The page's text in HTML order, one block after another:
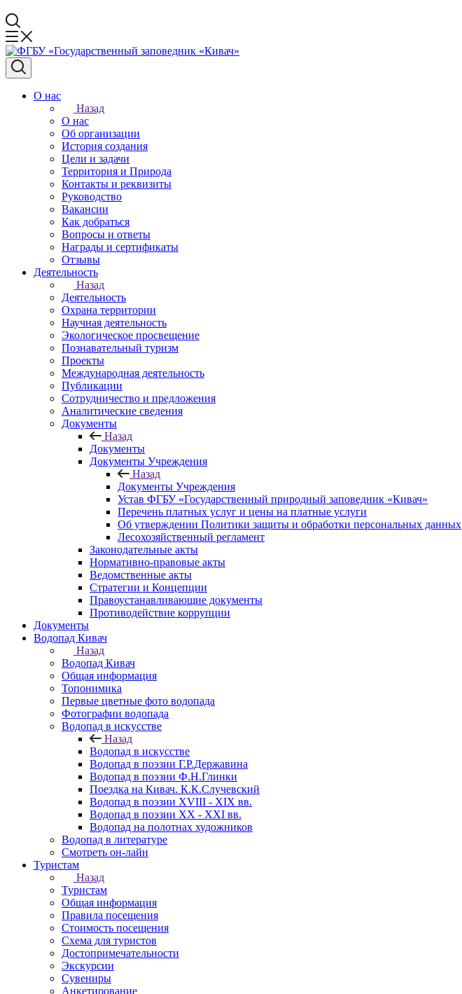
О нас
Назад
О нас
Об организации
История создания
Цели и задачи
Территория и Природа
Контакты и реквизиты
Руководство
Вакансии
Как добраться
Вопросы и ответы
Награды и сертификаты
Отзывы
Деятельность
Назад
Деятельность
Охрана территории
Научная деятельность
Экологическое просвещение
Познавательный туризм
Проекты
Международная деятельность
Публикации
Сотрудничество и предложения
Аналитические сведения
Документы
Назад
Документы
Документы Учреждения
Назад
Документы Учреждения
Устав ФГБУ «Государственный природный заповедник «Кивач»
Перечень платных услуг и цены на платные услуги
Об утверждении Политики защиты и обработки персональных данных
Лесохозяйственный регламент
Законодательные акты
Нормативно-правовые акты
Ведомственные акты
Стратегии и Концепции
Правоустанавливающие документы
Противодействие коррупции
Документы
Водопад Кивач
Назад
Водопад Кивач
Общая информация
Топонимика
Первые цветные фото водопада
Фотографии водопада
Водопад в искусстве
Назад
Водопад в искусстве
Водопад в поэзии Г.Р.Державина
Водопад в поэзии Ф.Н.Глинки
Поездка на Кивач. К.К.Случевский
Водопад в поэзии XVIII - XIX вв.
Водопад в поэзии XX - XXI вв.
Водопад на полотнах художников
Водопад в литературе
Смотреть он-лайн
Туристам
Назад
Туристам
Общая информация
Правила посещения
Стоимость посещения
Схема для туристов
Достопримечательности
Экскурсии
Сувениры
Анкетирование